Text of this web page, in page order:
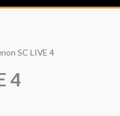
SC LIVE 4
4